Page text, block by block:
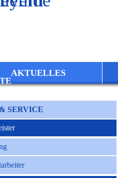
oder
AKTUELLES
SERVICE